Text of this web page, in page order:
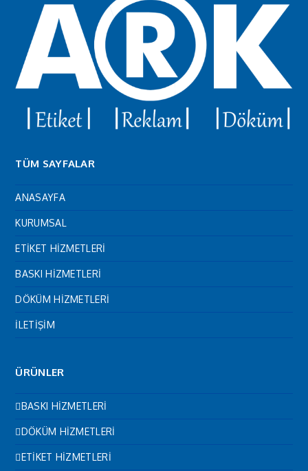
TÜM SAYFALAR
ANASAYFA
KURUMSAL
ETİKET HİZMETLERİ
BASKI HİZMETLERİ
DÖKÜM HİZMETLERİ
İLETİŞİM
ÜRÜNLER
BASKI HİZMETLERİ
DÖKÜM HİZMETLERİ
ETİKET HİZMETLERİ